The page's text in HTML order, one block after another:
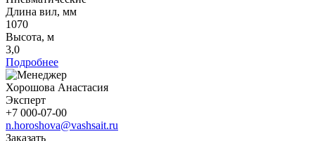
Длина вил, мм
1070
Высота, м
3,0
Подробнее
Хорошова Анастасия
Эксперт
+7 000-07-00
n.horoshova@vashsait.ru
Заказать